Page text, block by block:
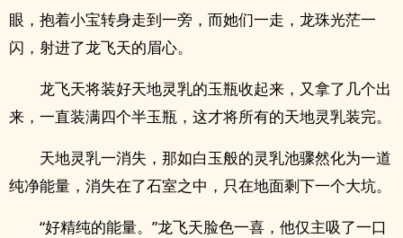
眼，抱着小宝转身走到一旁，而她们一走，龙珠光茫一
闪，射进了龙飞天的眉心。
龙飞天将装好天地灵乳的玉瓶收起来，又拿了几个出
来，一直装满四个半玉瓶，这才将所有的天地灵乳装完。
天地灵乳一消失，那如白玉般的灵乳池骤然化为一道
纯净能量，消失在了石室之中，只在地面剩下一个大坑。
“好精纯的能量。”龙飞天脸色一喜，他仅主吸了一口